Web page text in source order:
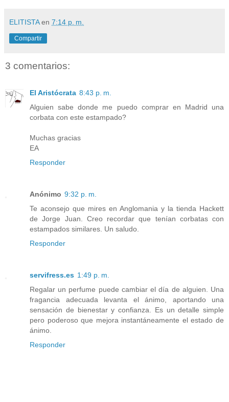
ELITISTA en 7:14 p. m.
Compartir
3 comentarios:
El Aristócrata 8:43 p. m.
Alguien sabe donde me puedo comprar en Madrid una
corbata con este estampado?
Muchas gracias
EA
Responder
Anónimo 9:32 p. m.
Te aconsejo que mires en Anglomania y la tienda Hackett
de Jorge Juan. Creo recordar que tenían corbatas con
estampados similares. Un saludo.
Responder
servifress.es 1:49 p. m.
Regalar un perfume puede cambiar el día de alguien. Una
fragancia adecuada levanta el ánimo, aportando una
sensación de bienestar y confianza. Es un detalle simple
pero poderoso que mejora instantáneamente el estado de
ánimo.
Responder